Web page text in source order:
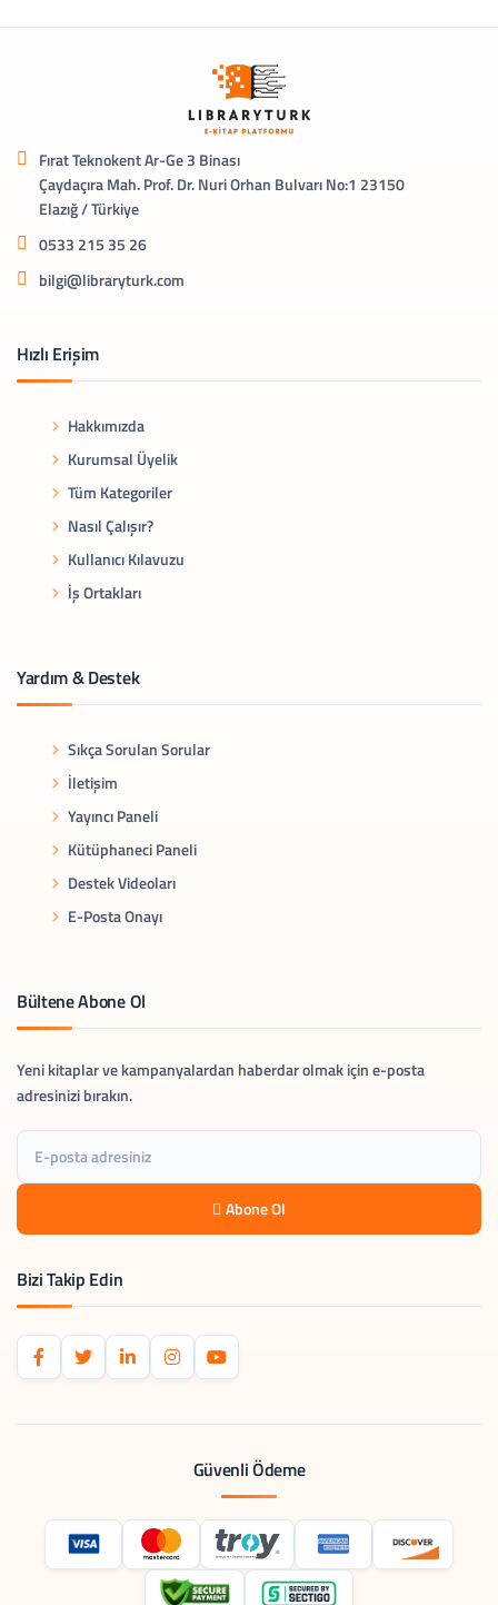
Fırat Teknokent Ar-Ge 3 Binası
Çaydaçıra Mah. Prof. Dr. Nuri Orhan Bulvarı No:1 23150
Elazığ / Türkiye
0533 215 35 26
bilgi@libraryturk.com
Hızlı Erişim
Hakkımızda
Kurumsal Üyelik
Tüm Kategoriler
Nasıl Çalışır?
Kullanıcı Kılavuzu
İş Ortakları
Yardım & Destek
Sıkça Sorulan Sorular
İletişim
Yayıncı Paneli
Kütüphaneci Paneli
Destek Videoları
E-Posta Onayı
Bültene Abone Ol
Yeni kitaplar ve kampanyalardan haberdar olmak için e-posta
adresinizi bırakın.
Abone Ol
Bizi Takip Edin
Güvenli Ödeme